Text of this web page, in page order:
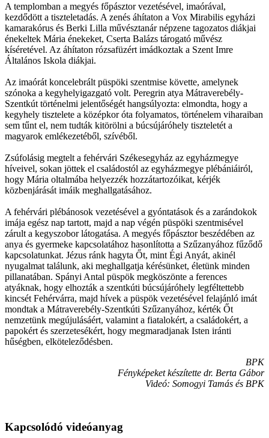
A templomban a megyés főpásztor vezetésével, imaórával,
kezdődött a tiszteletadás. A zenés áhítaton a Vox Mirabilis egyházi
kamarakórus és Berki Lilla művésztanár népzene tagozatos diákjai
énekeltek Mária énekeket, Cserta Balázs tárogató művész
kíséretével. Az áhítaton rózsafüzért imádkoztak a Szent Imre
Általános Iskola diákjai.
Az imaórát koncelebrált püspöki szentmise követte, amelynek
szónoka a kegyhelyigazgató volt. Peregrin atya Mátraverebély-
Szentkút történelmi jelentőségét hangsúlyozta: elmondta, hogy a
kegyhely tisztelete a középkor óta folyamatos, történelem viharaiban
sem tűnt el, nem tudták kitörölni a búcsújáróhely tiszteletét a
magyarok emlékezetéből, szívéből.
Zsúfolásig megtelt a fehérvári Székesegyház az egyházmegye
híveivel, sokan jöttek el családostól az egyházmegye plébániáiról,
hogy Mária oltalmába helyezzék hozzátartozóikat, kérjék
közbenjárását imáik meghallgatásához.
A fehérvári plébánosok vezetésével a gyóntatások és a zarándokok
imája egész nap tartott, majd a nap végén püspöki szentmisével
zárult a kegyszobor látogatása. A megyés főpásztor beszédében az
anya és gyermeke kapcsolatához hasonlította a Szűzanyához fűződő
kapcsolatunkat. Jézus ránk hagyta Őt, mint Égi Anyát, akinél
nyugalmat találunk, aki meghallgatja kérésünket, életünk minden
pillanatában. Spányi Antal püspök megköszönte a ferences
atyáknak, hogy elhozták a szentkúti búcsújáróhely legféltettebb
kincsét Fehérvárra, majd hívek a püspök vezetésével felajánló imát
mondtak a Mátraverebély-Szentkúti Szűzanyához, kérték Őt
nemzetünk megújulásáért, valamint a fiatalokért, a családokért, a
papokért és szerzetesékért, hogy megmaradjanak Isten iránti
hűségben, elköteleződésben.
BPK
Fényképeket készítette dr. Berta Gábor
Videó: Somogyi Tamás és BPK
Kapcsolódó videóanyag